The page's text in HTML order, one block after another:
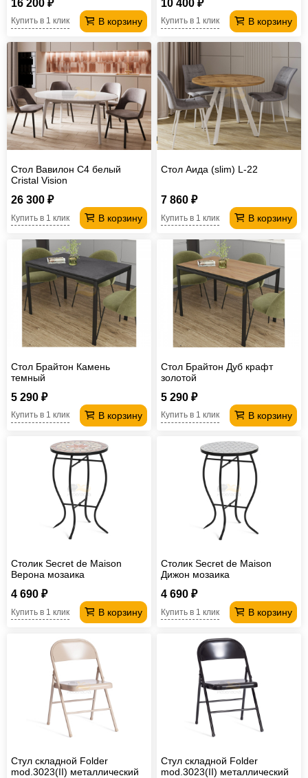
16 200 ₽
В корзину
Купить в 1 клик
10 400 ₽
В корзину
Купить в 1 клик
Стол Вавилон С4 белый
Cristal Vision
26 300 ₽
В корзину
Купить в 1 клик
Стол Аида (slim) L-22
7 860 ₽
В корзину
Купить в 1 клик
Стол Брайтон Камень
темный
5 290 ₽
В корзину
Купить в 1 клик
Стол Брайтон Дуб крафт
золотой
5 290 ₽
В корзину
Купить в 1 клик
Столик Secret de Maison
Верона мозаика
4 690 ₽
В корзину
Купить в 1 клик
Столик Secret de Maison
Дижон мозаика
4 690 ₽
В корзину
Купить в 1 клик
Стул складной Folder
mod.3023(II) металлический
Стул складной Folder
mod.3023(II) металлический